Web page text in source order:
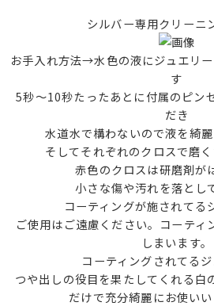
シルバー専用クリーニ
お手入れ方法→水色の液にジュエリ
す
5秒〜10秒たったあとに付属のピン
だき
水道水で構わないので液を綺麗
そしてそれぞれのクロスで磨
赤色のクロスは研磨剤が
小さな傷や汚れを落とし
コーティングが施されてる
ご使用はご遠慮ください。コーティ
しまいます。
コーティングされてる
つや出しの役目を果たしてくれる白
だけで充分綺麗にお使い